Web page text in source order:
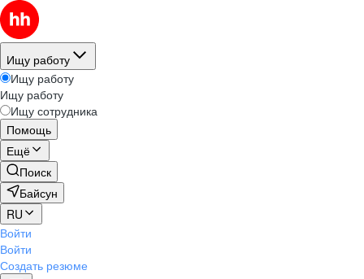
Ищу работу
Ищу работу
Ищу работу
Ищу сотрудника
Помощь
Ещё
Поиск
Байсун
RU
Войти
Войти
Создать резюме